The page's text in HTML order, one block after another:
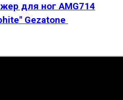
для ног AMG714
Gezatone